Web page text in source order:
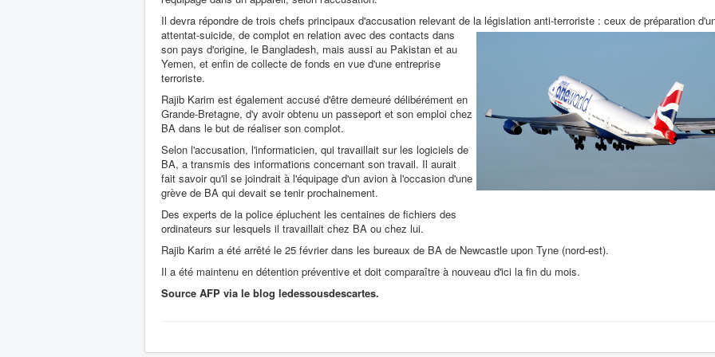
Il devra répondre de trois chefs principaux d'accusation relevant de la législation anti-terroriste : ceux de préparation
attentat-suicide, de complot en relation avec des contacts dans
son pays d'origine, le Bangladesh, mais aussi au Pakistan et au
Yemen, et enfin de collecte de fonds en vue d'une entreprise
terroriste.
Rajib Karim est également accusé d'être demeuré délibérément en
Grande-Bretagne, d'y avoir obtenu un passeport et son emploi chez
BA dans le but de réaliser son complot.
Selon l'accusation, l'informaticien, qui travaillait sur les logiciels de
BA, a transmis des informations concernant son travail. Il aurait
fait savoir qu'il se joindrait à l'équipage d'un avion à l'occasion d'une
grève de BA qui devait se tenir prochainement.
Des experts de la police épluchent les centaines de fichiers des
ordinateurs sur lesquels il travaillait chez BA ou chez lui.
Rajib Karim a été arrêté le 25 février dans les bureaux de BA de Newcastle upon Tyne (nord-est).
Il a été maintenu en détention préventive et doit comparaître à nouveau d'ici la fin du mois.
Source AFP via le blog ledessousdescartes.